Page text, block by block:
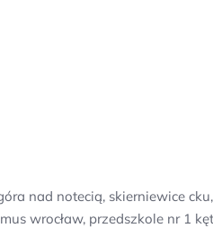
nad notecią, skierniewice
wrocław, przedszkole nr 1